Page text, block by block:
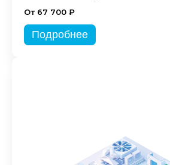
От 67 700 ₽
Подробнее